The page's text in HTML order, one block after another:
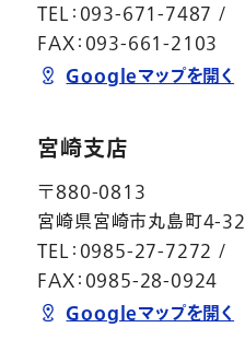
TEL：093-671-7487 /
FAX：093-661-2103
Googleマップを開く
宮崎支店
〒880-0813
宮崎県宮崎市丸島町4-32
TEL：0985-27-7272 /
FAX：0985-28-0924
Googleマップを開く